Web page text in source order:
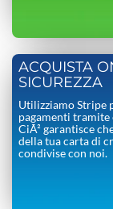
ACQUISTA
SICUREZZA
Utilizziamo Stripe
pagamenti
CiÃ² garantisce
della tua carta di
condivise con noi.